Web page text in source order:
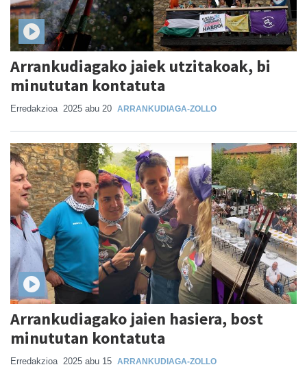
Arrankudiagako jaiek utzitakoak, bi
minututan kontatuta
Erredakzioa 2025 abu 20 ARRANKUDIAGA-ZOLLO
Arrankudiagako jaien hasiera, bost
minututan kontatuta
Erredakzioa 2025 abu 15 ARRANKUDIAGA-ZOLLO